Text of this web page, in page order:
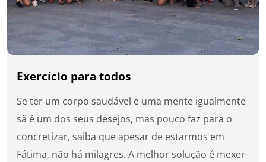
Exercício para todos
Se ter um corpo saudável e uma mente igualmente
sã é um dos seus desejos, mas pouco faz para o
concretizar, saiba que apesar de estarmos em
Fátima, não há milagres. A melhor solução é mexer-